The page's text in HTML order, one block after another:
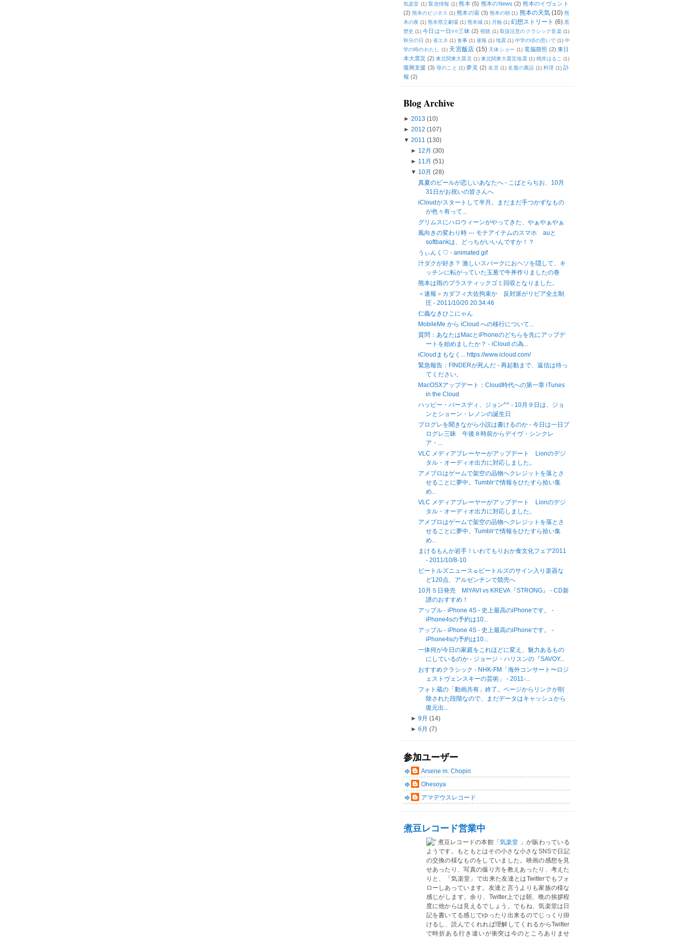
気楽堂 (1) 緊急情報 (1) 熊本 (5) 熊本のNews (2) 熊本のイヴェント
(2) 熊本のビジネス (1) 熊本の宙 (3) 熊本の朝 (1) 熊本の天気 (10) 熊
本の夜 (1) 熊本県立劇場 (1) 熊本城 (1) 月蝕 (1) 幻想ストリート (6) 黒
歴史 (1) 今日は一日○○三昧 (2) 視聴 (1) 取扱注意のクラシック音楽 (1)
秋分の日 (1) 省エネ (1) 食事 (1) 速報 (1) 地震 (1) 中学の頃の思いで (1) 中
学の時のわたし
(1) 天宮飯店 (15) 天体ショー (1) 電脳萠照 (2) 東日
本大震災 (2) 東北関東大震災 (1) 東北関東大震災地震 (1) 桃井はるこ (1)
復興支援 (3) 母のこと (1) 夢見 (2) 名言 (1) 名盤の裏話 (1) 料理 (1) 訃
報 (2)
Blog Archive
► 2013 (10)
► 2012 (107)
▼ 2011 (130)
► 12月 (30)
► 11月 (51)
▼ 10月 (28)
真夏のビールが恋しいあなたへ - こばとらぢお、10月
31日がお祝いの皆さんへ
iCloudがスタートして半月。まだまだ手つかずなもの
が色々有って...
グリムスにハロウィーンがやってきた、やぁやぁやぁ
風向きの変わり時 --- モテアイテムのスマホ auと
softbankは、どっちがいいんですか！？
うぃんく♡ - animated gif
汁ダクが好き？ 激しいスパークにおヘソを隠して、キ
ッチンに転がっていた玉葱で牛丼作りましたの巻
熊本は雨のプラスティックゴミ回収となりました。
＜速報＞カダフィ大佐拘束か 反対派がリビア全土制
圧 - 2011/10/20 20:34:46
仁義なきひこにゃん
MobileMe から iCloud への移行について...
質問：あなたはMacとiPhoneのどちらを先にアップデ
ートを始めましたか？ - iCloud の為...
iCloudまもなく... https://www.icloud.com/
緊急報告：FINDERが死んだ - 再起動まで、返信は待っ
てください。
MacOSXアップデート：Cloud時代への第一章 iTunes
in the Cloud
ハッピー・バースディ、ジョン^^ - 10月９日は、ジョ
ンとショーン・レノンの誕生日
プログレを聞きながら小説は書けるのか - 今日は一日プ
ログレ三昧 午後８時前からデイヴ・シンクレ
ア・...
VLC メディアプレーヤーがアップデート Lionのデジ
タル・オーディオ出力に対応しました。
アメブロはゲームで架空の品物へクレジットを落とさ
せることに夢中。Tumblrで情報をひたすら拾い集
め...
VLC メディアプレーヤーがアップデート Lionのデジ
タル・オーディオ出力に対応しました。
アメブロはゲームで架空の品物へクレジットを落とさ
せることに夢中。Tumblrで情報をひたすら拾い集
め...
まけるもんか岩手！いわてもりおか食文化フェア2011
- 2011/10/8-10
ビートルズニュース☼ビートルズのサイン入り楽器な
ど120点、アルゼンチンで競売へ
10月５日発売 MIYAVI vs KREVA『STRONG』 - CD新
譜のおすすめ！
アップル - iPhone 4S - 史上最高のiPhoneです。 -
iPhone4sの予約は10...
アップル - iPhone 4S - 史上最高のiPhoneです。 -
iPhone4sの予約は10...
一体何が今日の家庭をこれほどに変え、魅力あるもの
にしているのか - ジョージ・ハリスンの『SAVOY...
おすすめクラシック - NHK-FM「海外コンサート〜ロジ
ェストヴェンスキーの芸術」 - 2011-...
フォト蔵の「動画共有」終了。ページからリンクが削
除された段階なので、まだデータはキャッシュから
復元出...
► 9月 (14)
► 6月 (7)
参加ユーザー
Arsene m. Chopin
Ohesoya
アマデウスレコード
煮豆レコード営業中
煮豆レコードの本館「 気楽堂 」が賑わっている
ようです。もともとはその小さな小さなSNSで日記
の交換の様なものをしていました。映画の感想を見
せあったり、写真の撮り方を教えあったり、考えた
りと、「気楽堂」で出来た友達とはTwitterでもフォ
ローしあっています。友達と言うよりも家族の様な
感じがします。余り、Twitter上では朝、晩の挨拶程
度に他からは見えるでしょう。でもね、気楽堂は日
記を書いてる感じでゆったり出来るのでじっくり掛
けるし、読んでくれれば理解してくれるからTwitter
で時折ある行き違いが衝突は今のところありませ